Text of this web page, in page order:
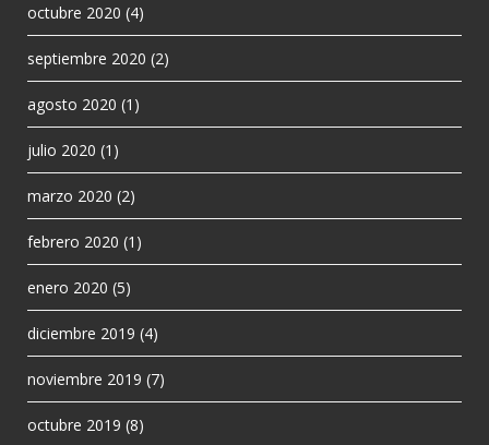
octubre 2020 (4)
septiembre 2020 (2)
agosto 2020 (1)
julio 2020 (1)
marzo 2020 (2)
febrero 2020 (1)
enero 2020 (5)
diciembre 2019 (4)
noviembre 2019 (7)
octubre 2019 (8)